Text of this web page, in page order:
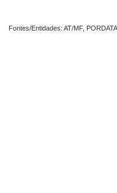
Fontes/Entidades: AT/MF, PORDATA